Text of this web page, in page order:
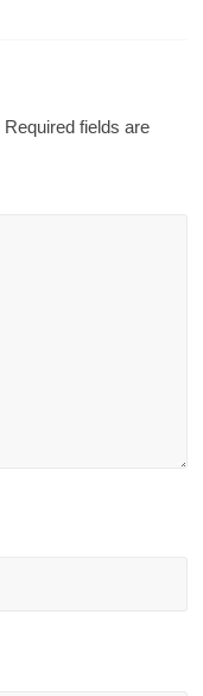
Required fields are